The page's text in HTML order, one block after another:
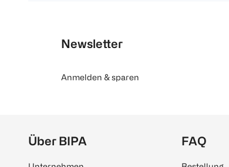
Newsletter
Anmelden & sparen
Über BIPA FAQ